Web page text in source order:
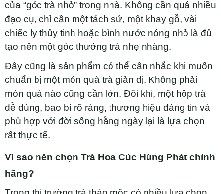
của “góc trà nhỏ” trong nhà. Không cần quá nhiều
đạo cụ, chỉ cần một tách sứ, một khay gỗ, vài
chiếc ly thủy tinh hoặc bình nước nóng nhỏ là đủ
tạo nên một góc thưởng trà nhẹ nhàng.
Đây cũng là sản phẩm có thể cân nhắc khi muốn
chuẩn bị một món quà trà giản dị. Không phải
món quà nào cũng cần lớn. Đôi khi, một hộp trà
dễ dùng, bao bì rõ ràng, thương hiệu đáng tin và
phù hợp với đời sống hằng ngày lại là lựa chọn
rất thực tế.
Vì sao nên chọn Trà Hoa Cúc Hùng Phát chính
hãng?